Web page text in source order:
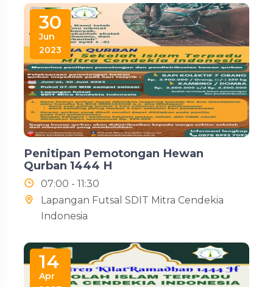
30
Jun
2023
Penitipan Pemotongan Hewan
Qurban 1444 H
07:00 - 11:30
Lapangan Futsal SDIT Mitra Cendekia
Indonesia
14
Apr